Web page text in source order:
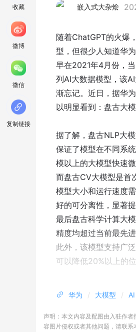
收藏
微博
微信
复制链接
嵌入式大杂烩
随着ChatGPT的火爆
型，但很少人知道华
早在2021年4月份，
列AI大数据模型，该
渐忘记。近日，据华
以明显看到：盘古大
据了解，盘古NLP大
保证了模型在不同系
模以上的大模型快速
而盘古CV大模型是首
模型大小和运行速度
好的可分离性，显著
最后盘古科学计算大
精度均超过当前最先
此外，该模型支持广
可以降低20%以上的位
华为 大模型 AI
声明：本文内容及配图由入驻作
容图片侵权或者其他问题，请联系